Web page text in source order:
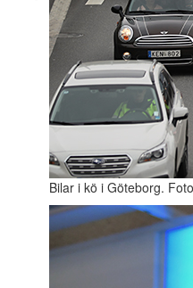
Bilar i kö i Göteborg.